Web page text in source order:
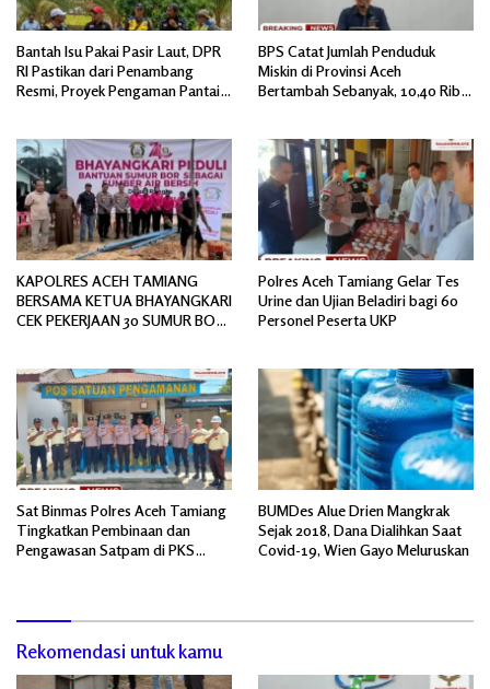
Bantah Isu Pakai Pasir Laut, DPR
RI Pastikan dari Penambang
Resmi, Proyek Pengaman Pantai
BPS Catat Jumlah Penduduk
Miskin di Provinsi Aceh
Bertambah Sebanyak, 10,40 Ribu
KAPOLRES ACEH TAMIANG
BERSAMA KETUA BHAYANGKARI
CEK PEKERJAAN 30 SUMUR BOR
Polres Aceh Tamiang Gelar Tes
Urine dan Ujian Beladiri bagi 60
Personel Peserta UKP
Sat Binmas Polres Aceh Tamiang
Tingkatkan Pembinaan dan
Pengawasan Satpam di PKS
BUMDes Alue Drien Mangkrak
Sejak 2018, Dana Dialihkan Saat
Covid-19, Wien Gayo Meluruskan
Rekomendasi untuk kamu